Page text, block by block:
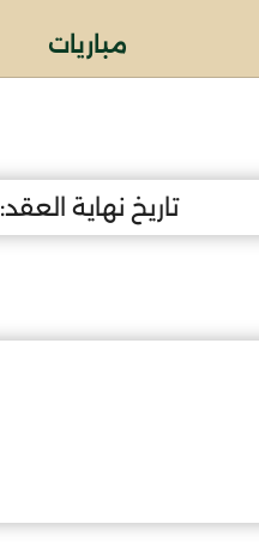
مباريات
تاريخ نهاية العقد: